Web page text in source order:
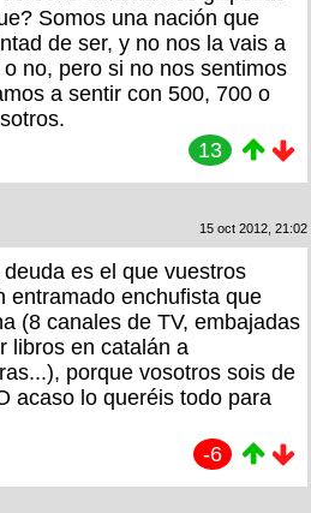
Somos una nación que
de ser, y no nos la vais a
no, pero si no nos sentimos
a sentir con 500, 700 o
13
15 oct 2012, 21:02
es el que vuestros
entramado enchufista que
(8 canales de TV, embajadas
libros en catalán a
porque vosotros sois de
acaso lo queréis todo para
-6